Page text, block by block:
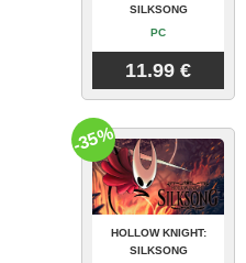
SILKSONG
PC
11.99 €
HOLLOW KNIGHT:
SILKSONG
-35%